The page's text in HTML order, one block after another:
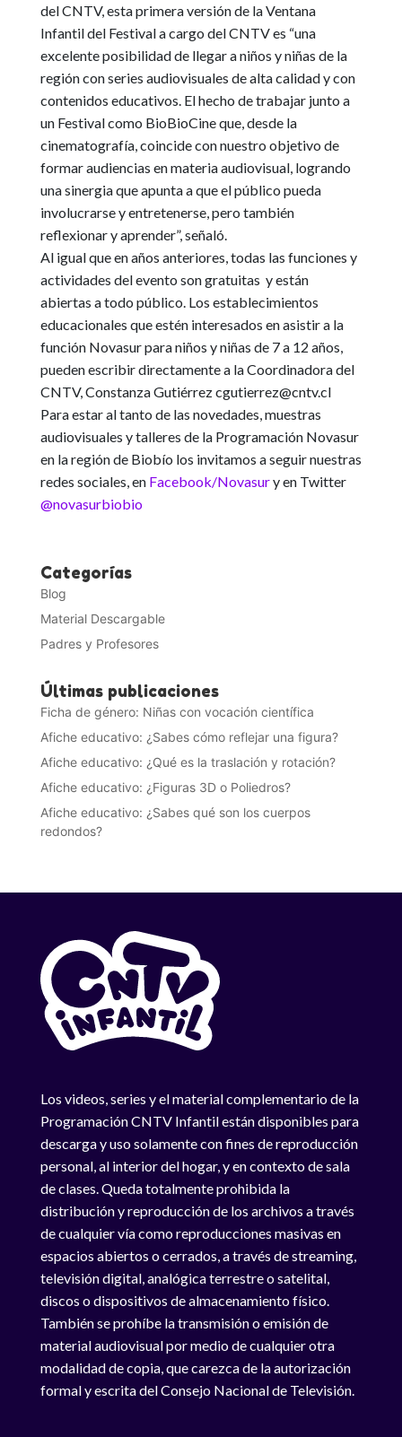
del CNTV, esta primera versión de la Ventana
Infantil del Festival a cargo del CNTV es “una
excelente posibilidad de llegar a niños y niñas de la
región con series audiovisuales de alta calidad y con
contenidos educativos. El hecho de trabajar junto a
un Festival como BioBioCine que, desde la
cinematografía, coincide con nuestro objetivo de
formar audiencias en materia audiovisual, logrando
una sinergia que apunta a que el público pueda
involucrarse y entretenerse, pero también
reflexionar y aprender”, señaló.
Al igual que en años anteriores,todas las funciones y
actividades del evento son gratuitas y están
abiertas a todo público.Los establecimientos
educacionales que estén interesados en asistir a la
función Novasur para niños y niñas de 7 a 12 años,
pueden escribir directamente a la Coordinadora del
CNTV,Constanza Gutiérrezcgutierrez@cntv.cl
Para estar al tanto de las novedades, muestras
audiovisuales y talleres de la Programación Novasur
en la región de Biobío los invitamos a seguir nuestras
redes sociales, en Facebook/Novasury en Twitter
@novasurbiobio
Categorías
Blog
Material Descargable
Padres y Profesores
Últimas publicaciones
Ficha de género: Niñas con vocación científica
Afiche educativo: ¿Sabes cómo reflejar una figura?
Afiche educativo: ¿Qué es la traslación y rotación?
Afiche educativo: ¿Figuras 3D o Poliedros?
Afiche educativo: ¿Sabes qué son los cuerpos
redondos?
Los videos, series y el material complementario de la
Programación CNTV Infantil están disponibles para
descarga y uso solamente con fines de reproducción
personal, al interior del hogar, y en contexto de sala
de clases. Queda totalmente prohibida la
distribución y reproducción de los archivos a través
de cualquier vía como reproducciones masivas en
espacios abiertos o cerrados, a través de streaming,
televisión digital, analógica terrestre o satelital,
discos o dispositivos de almacenamiento físico.
También se prohíbe la transmisión o emisión de
material audiovisual por medio de cualquier otra
modalidad de copia, que carezca de la autorización
formal y escrita del Consejo Nacional de Televisión.